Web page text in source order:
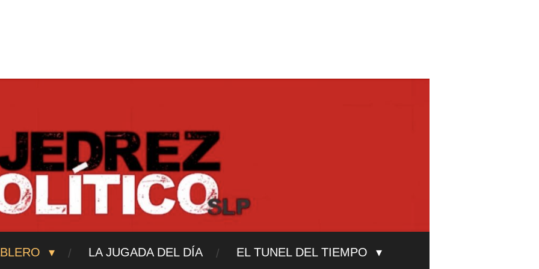
LA JUGADA DEL DÍA EL TUNEL DEL TIEMPO